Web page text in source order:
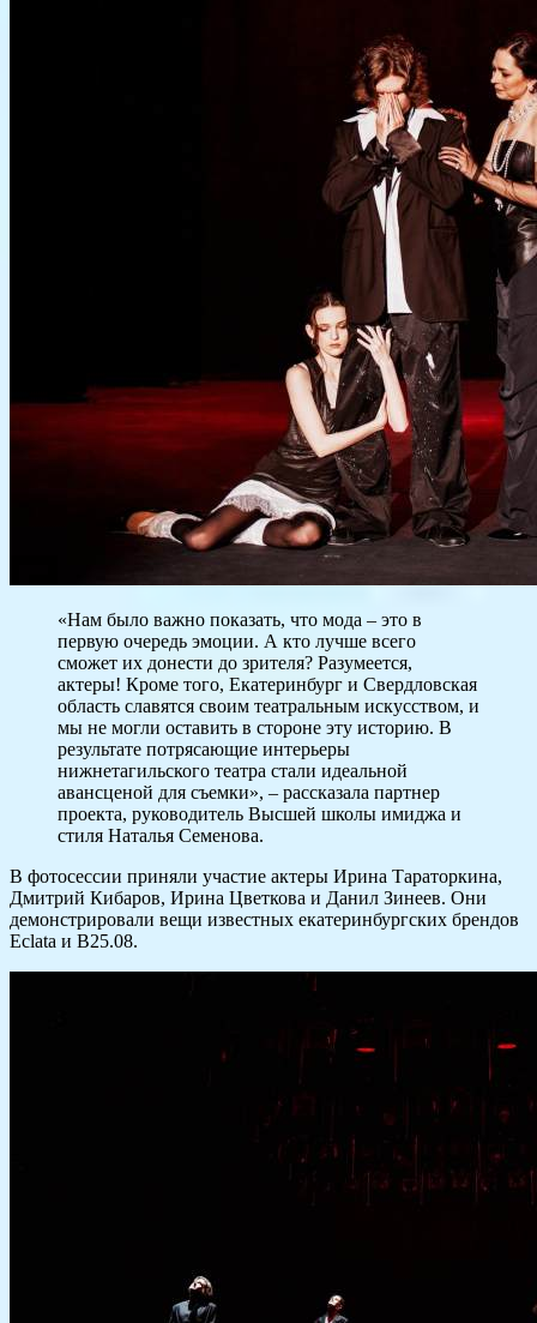
«Нам было важно показать, что мода – это в
первую очередь эмоции. А кто лучше всего
сможет их донести до зрителя? Разумеется,
актеры! Кроме того, Екатеринбург и Свердловская
область славятся своим театральным искусством, и
мы не могли оставить в стороне эту историю. В
результате потрясающие интерьеры
нижнетагильского театра стали идеальной
авансценой для съемки», – рассказала партнер
проекта, руководитель Высшей школы имиджа и
стиля Наталья Семенова.
В фотосессии приняли участие актеры Ирина Тараторкина,
Дмитрий Кибаров, Ирина Цветкова и Данил Зинеев. Они
демонстрировали вещи известных екатеринбургских брендов
Eclata и B25.08.